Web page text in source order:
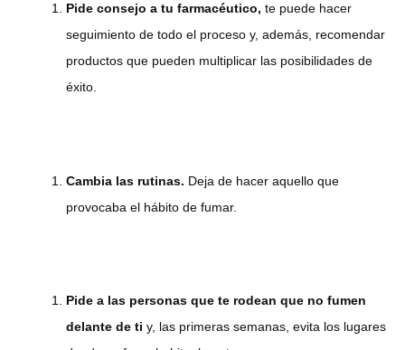
Pide consejo a tu farmacéutico, te puede hacer
seguimiento de todo el proceso y, además, recomendar
productos que pueden multiplicar las posibilidades de
éxito.
Cambia las rutinas. Deja de hacer aquello que
provocaba el hábito de fumar.
Pide a las personas que te rodean que no fumen
delante de ti y, las primeras semanas, evita los lugares